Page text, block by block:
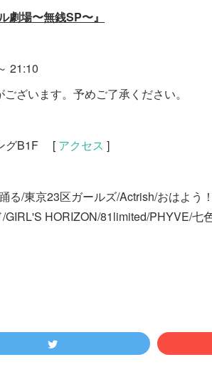
場〜無銭SP〜』
21:10
ざいます。予めご了承ください。
グB1F [ アクセス ]
る/東京23区ガールズ/Actrish/おはよう
HORIZON/81limited/PHYVE/七